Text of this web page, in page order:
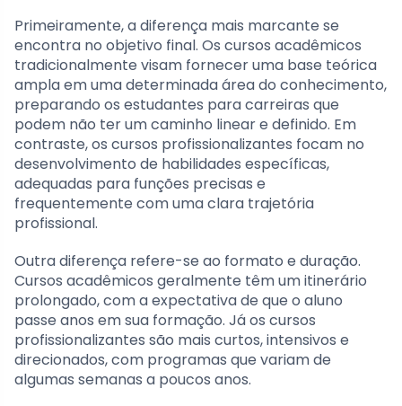
Primeiramente, a diferença mais marcante se
encontra no objetivo final. Os cursos acadêmicos
tradicionalmente visam fornecer uma base teórica
ampla em uma determinada área do conhecimento,
preparando os estudantes para carreiras que
podem não ter um caminho linear e definido. Em
contraste, os cursos profissionalizantes focam no
desenvolvimento de habilidades específicas,
adequadas para funções precisas e
frequentemente com uma clara trajetória
profissional.
Outra diferença refere-se ao formato e duração.
Cursos acadêmicos geralmente têm um itinerário
prolongado, com a expectativa de que o aluno
passe anos em sua formação. Já os cursos
profissionalizantes são mais curtos, intensivos e
direcionados, com programas que variam de
algumas semanas a poucos anos.